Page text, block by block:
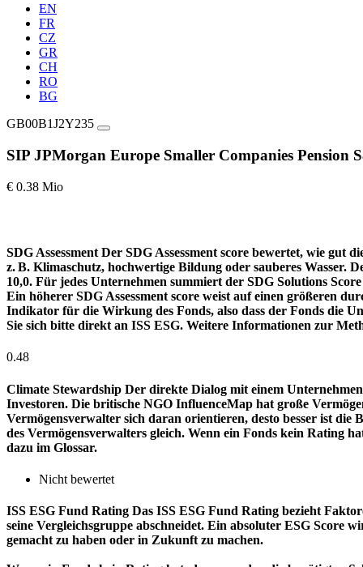
EN
FR
CZ
GR
CH
RO
BG
GB00B1J2Y235
SIP JPMorgan Europe Smaller Companies Pension
€ 0.38 Mio
SDG Assessment Der SDG Assessment score bewertet, wie gut
z. B. Klimaschutz, hochwertige Bildung oder sauberes Wasser.
10,0. Für jedes Unternehmen summiert der SDG Solutions
Ein höherer SDG Assessment score weist auf einen größeren
Indikator für die Wirkung des Fonds, also dass der Fonds die
Sie sich bitte direkt an ISS ESG. Weitere Informationen zur
0.48
Climate Stewardship Der direkte Dialog mit einem
Investoren. Die britische NGO InfluenceMap hat große
Vermögensverwalter sich daran orientieren, desto besser ist
des Vermögensverwalters gleich. Wenn ein Fonds kein Rating
dazu im Glossar.
Nicht bewertet
ISS ESG Fund Rating Das ISS ESG Fund Rating bezieht
seine Vergleichsgruppe abschneidet. Ein absoluter ESG Score
gemacht zu haben oder in Zukunft zu machen.